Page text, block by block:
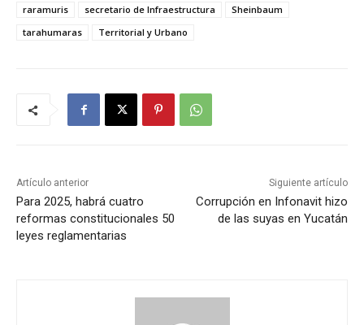
raramuris
secretario de Infraestructura
Sheinbaum
tarahumaras
Territorial y Urbano
Artículo anterior
Para 2025, habrá cuatro
reformas constitucionales 50
leyes reglamentarias
Siguiente artículo
Corrupción en Infonavit hizo
de las suyas en Yucatán